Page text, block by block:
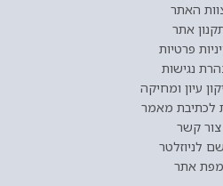
האתר
אתר
פרטיות
נגישות
עיון ומחיקה
לכתיבת מאמר
צור קשר
לניוזלטר
מפת אתר